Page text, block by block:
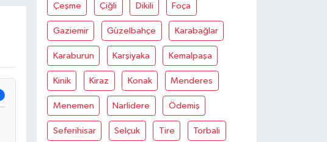
Çeşme Çiğli Dikili Foça
Gaziemir Güzelbahçe Karabağlar
Karaburun Karşiyaka Kemalpaşa
Kinik Kiraz Konak Menderes
Menemen Narlidere Ödemiş
Seferihisar Selçuk Tire Torbali